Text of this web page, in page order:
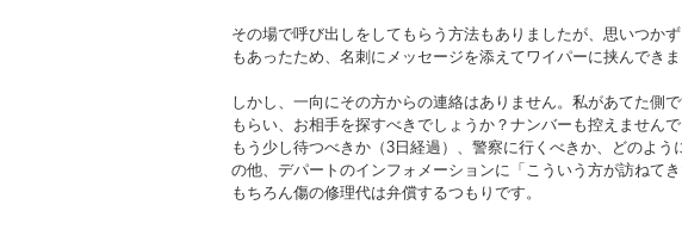
その場で呼び出しをしてもらう方法もありましたが、思いつか
もあったため、名刺にメッセージを添えてワイパーに挟んできま
しかし、一向にその方からの連絡はありません。私があてた側
もらい、お相手を探すべきでしょうか？ナンバーも控えませんで
もう少し待つべきか（3日経過）、警察に行くべきか、どのよ
の他、デパートのインフォメーションに「こういう方が訪ねて
もちろん傷の修理代は弁償するつもりです。